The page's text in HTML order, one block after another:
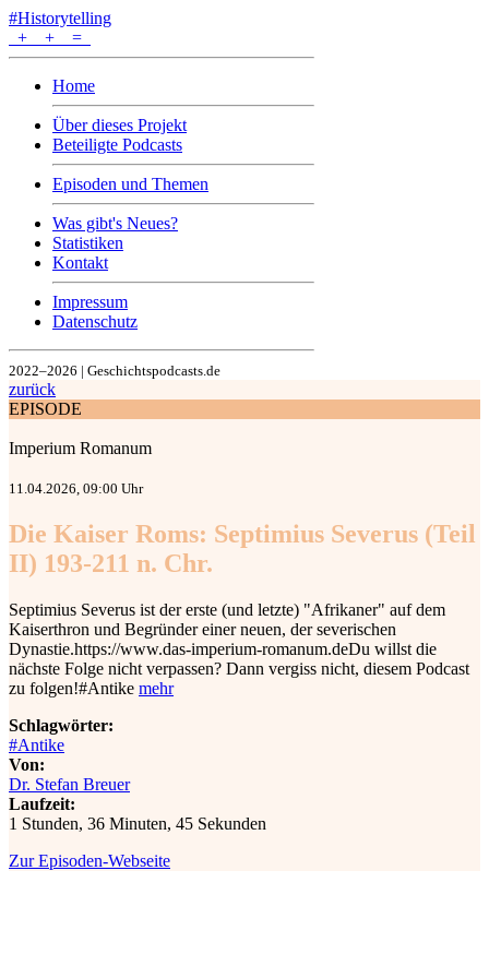
#Historytelling
+
+ =
Home
Über dieses Projekt
Beteiligte Podcasts
Episoden und Themen
Was gibt's Neues?
Statistiken
Kontakt
Impressum
Datenschutz
2022–2026 | Geschichtspodcasts.de
zurück
EPISODE
Imperium Romanum
11.04.2026, 09:00 Uhr
Die Kaiser Roms: Septimius Severus (Teil
II) 193-211 n. Chr.
Septimius Severus ist der erste (und letzte) "Afrikaner" auf dem
Kaiserthron und Begründer einer neuen, der severischen
Dynastie.⁠⁠⁠⁠⁠⁠⁠⁠⁠⁠⁠⁠⁠⁠⁠https://www.das-imperium-romanum.de⁠⁠⁠⁠⁠⁠⁠⁠⁠⁠⁠⁠⁠Du willst die
nächste Folge nicht verpassen? Dann vergiss nicht, diesem Podcast
zu folgen!#Antike mehr
Schlagwörter:
#Antike
Von:
Dr. Stefan Breuer
Laufzeit:
1 Stunden, 36 Minuten, 45 Sekunden
Zur Episoden-Webseite